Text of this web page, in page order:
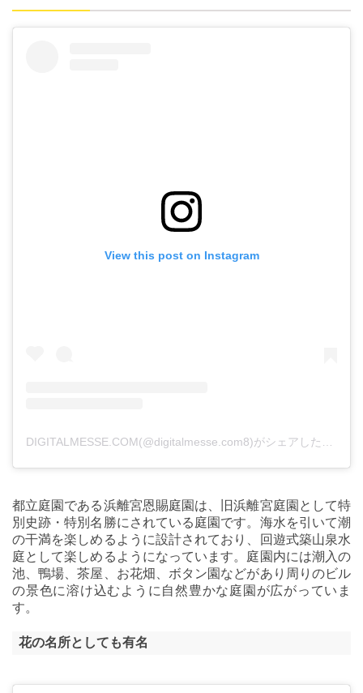
View this post on Instagram
DIGITALMESSE.COM(@digitalmesse.com8)がシェアした投稿
都立庭園である浜離宮恩賜庭園は、旧浜離宮庭園として特
別史跡・特別名勝にされている庭園です。海水を引いて潮
の干満を楽しめるように設計されており、回遊式築山泉水
庭として楽しめるようになっています。庭園内には潮入の
池、鴨場、茶屋、お花畑、ボタン園などがあり周りのビル
の景色に溶け込むように自然豊かな庭園が広がっていま
す。
花の名所としても有名